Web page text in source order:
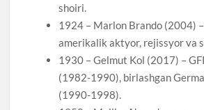
shoiri.
1924 – Marlon Brando (2004) –
amerikalik aktyor, rejissyor va
1930 – Gelmut Kol (2017) –
(1982-1990), birlashgan
(1990-1998).